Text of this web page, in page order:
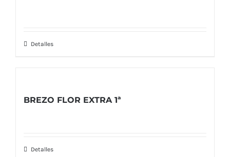
Detalles
BREZO FLOR EXTRA 1ª
Detalles